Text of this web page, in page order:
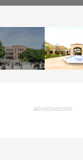
advertisement